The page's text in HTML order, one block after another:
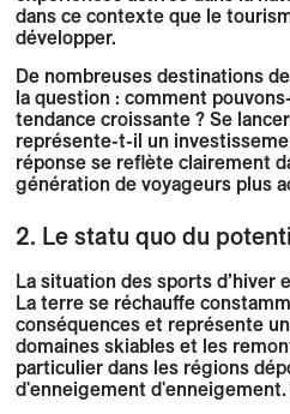
dans ce contexte que le
développer.
De nombreuses destinations
la question : comment
tendance croissante ? Se
représente-t-il un
réponse se reflète clairement
génération de voyageurs plus
2. Le statu quo du
La situation des sports d’hiver
La terre se réchauffe
conséquences et représente
domaines skiables et les
particulier dans les régions
d'enneigement d'enneigement.